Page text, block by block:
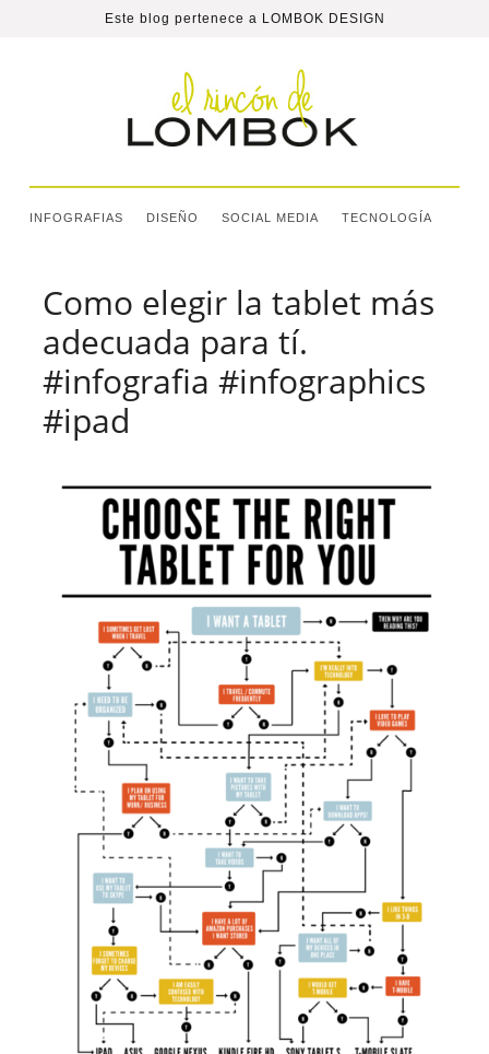
Este blog pertenece a LOMBOK DESIGN
INFOGRAFIAS DISEÑO SOCIAL MEDIA TECNOLOGÍA
Como elegir la tablet más
adecuada para tí.
#infografia #infographics
#ipad